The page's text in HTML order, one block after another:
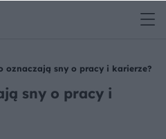
oznaczają sny o pracy i karierze?
sny o pracy i